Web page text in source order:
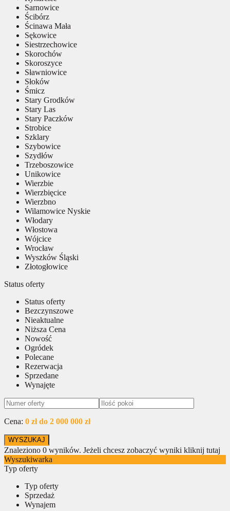
Sarnowice
Ścibórz
Ścinawa Mała
Sękowice
Siestrzechowice
Skorochów
Skoroszyce
Sławniowice
Słoków
Śmicz
Stary Grodków
Stary Las
Stary Paczków
Strobice
Szklary
Szybowice
Szydłów
Trzeboszowice
Unikowice
Wierzbie
Wierzbięcice
Wierzbno
Wilamowice Nyskie
Włodary
Włostowa
Wójcice
Wrocław
Wyszków Śląski
Złotogłowice
Status oferty
Status oferty
Bezczynszowe
Nieaktualne
Niższa Cena
Nowość
Ogródek
Polecane
Rezerwacja
Sprzedane
Wynajęte
Cena: 0 zł do 2 000 000 zł
Znaleziono 0 wyników. Jeżeli chcesz zobaczyć wyniki kliknij tutaj
Wyszukiwarka
Typ oferty
Typ oferty
Sprzedaż
Wynajem